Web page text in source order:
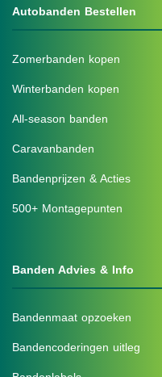
Autobanden Bestellen
Zomerbanden kopen
Winterbanden kopen
All-season banden
Caravanbanden
Bandenprijzen & Acties
500+ Montagepunten
Banden Advies & Info
Bandenmaat opzoeken
Bandencoderingen uitleg